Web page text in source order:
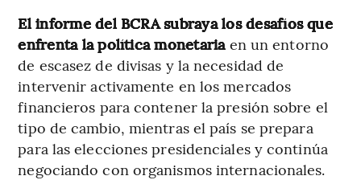
El informe del BCRA subraya los desafíos que
enfrenta la política monetariaen un entorno
de escasez de divisas y la necesidad de
intervenir activamente en los mercados
financieros para contener la presión sobre el
tipo de cambio, mientras el país se prepara
para las elecciones presidenciales y continúa
negociando con organismos internacionales.